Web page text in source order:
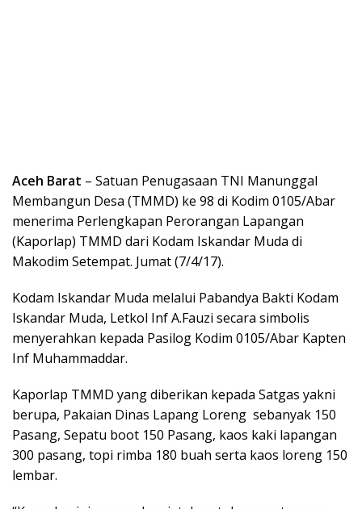
Aceh Barat – Satuan Penugasaan TNI Manunggal
Membangun Desa (TMMD) ke 98 di Kodim 0105/Abar
menerima Perlengkapan Perorangan Lapangan
(Kaporlap) TMMD dari Kodam Iskandar Muda di
Makodim Setempat. Jumat (7/4/17).
Kodam Iskandar Muda melalui Pabandya Bakti Kodam
Iskandar Muda, Letkol Inf A.Fauzi secara simbolis
menyerahkan kepada Pasilog Kodim 0105/Abar Kapten
Inf Muhammaddar.
Kaporlap TMMD yang diberikan kepada Satgas yakni
berupa, Pakaian Dinas Lapang Loreng sebanyak 150
Pasang, Sepatu boot 150 Pasang, kaos kaki lapangan
300 pasang, topi rimba 180 buah serta kaos loreng 150
lembar.